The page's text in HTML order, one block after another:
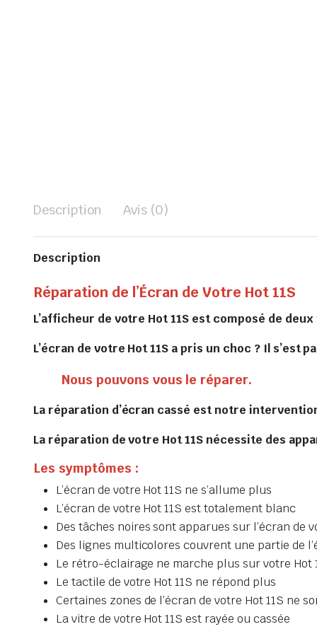
Description Avis (0)
Description
Réparation de l’Écran de Votre Hot 11S
L’afficheur de votre Hot 11S est composé de
L’écran de votre Hot 11S a pris un choc ? Il
Nous pouvons vous le réparer.
La réparation d’écran cassé est notre
La réparation de votre Hot 11S nécessite des
Les symptômes :
L’écran de votre Hot 11S ne s’allume plus
L’écran de votre Hot 11S est totalement blanc
Des tâches noires sont apparues sur l’écran de
Des lignes multicolores couvrent une partie de
Le rétro-éclairage ne marche plus sur votre Hot
Le tactile de votre Hot 11S ne répond plus
Certaines zones de l’écran de votre Hot 11S ne
La vitre de votre Hot 11S est rayée ou cassée